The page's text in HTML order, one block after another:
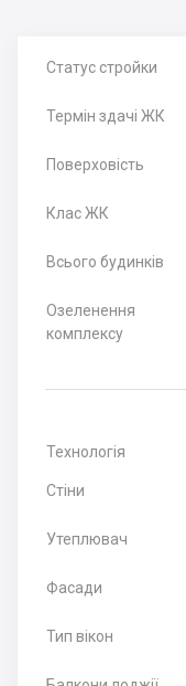
Статус стройки
Термін здачі ЖК
Поверховість
Клас ЖК
Всього будинків
Озеленення
комплексу
Технологія
Стіни
Утеплювач
Фасади
Тип вікон